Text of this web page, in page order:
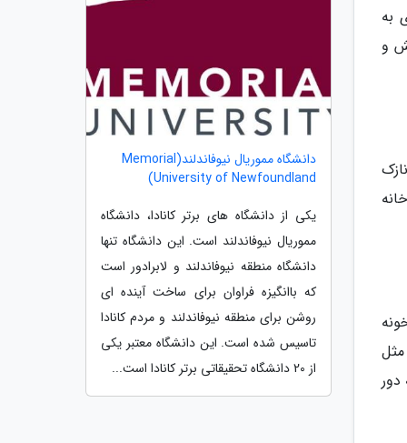
به
و
دانشگاه مموریال نیوفاندلند(Memorial
University of Newfoundland)
یکی از دانشگاه های برتر کانادا، دانشگاه
مموریال نیوفاندلند است. این دانشگاه تنها
دانشگاه منطقه نیوفاندلند و لابرادور است
که باانگیزه فراوان برای ساخت آینده ای
روشن برای منطقه نیوفاندلند و مردم کانادا
تاسیس شده است. این دانشگاه معتبر یکی
از 20 دانشگاه تحقیقاتی برتر کانادا است...